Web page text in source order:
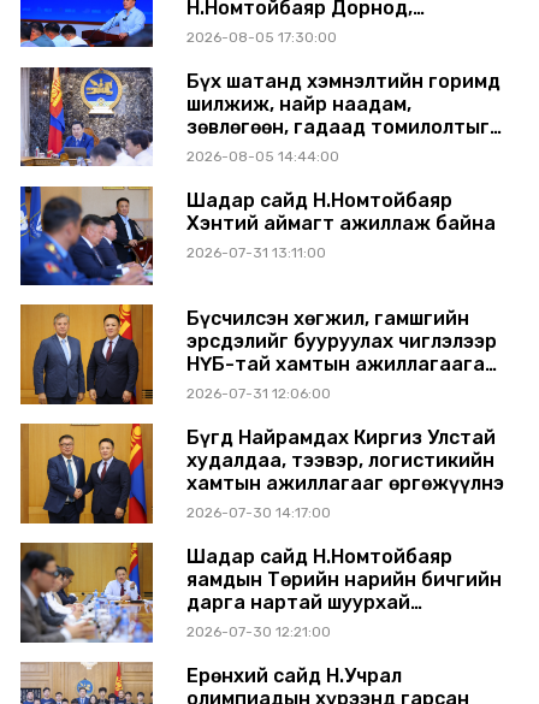
Н.Номтойбаяр Дорнод,
Сүхбаатар аймагт ажиллав
2026-08-05 17:30:00
Бүх шатанд хэмнэлтийн горимд
шилжиж, найр наадам,
зөвлөгөөн, гадаад томилолтыг
хориглолоо
2026-08-05 14:44:00
Шадар сайд Н.Номтойбаяр
Хэнтий аймагт ажиллаж байна
2026-07-31 13:11:00
Бүсчилсэн хөгжил, гамшгийн
эрсдэлийг бууруулах чиглэлээр
НҮБ-тай хамтын ажиллагаагаа
өргөжүүлэхээр санал солилцлоо
2026-07-31 12:06:00
Бүгд Найрамдах Киргиз Улстай
худалдаа, тээвэр, логистикийн
хамтын ажиллагааг өргөжүүлнэ
2026-07-30 14:17:00
Шадар сайд Н.Номтойбаяр
яамдын Төрийн нарийн бичгийн
дарга нартай шуурхай
хуралдлаа
2026-07-30 12:21:00
Ерөнхий сайд Н.Учрал
олимпиадын хүрээнд гарсан